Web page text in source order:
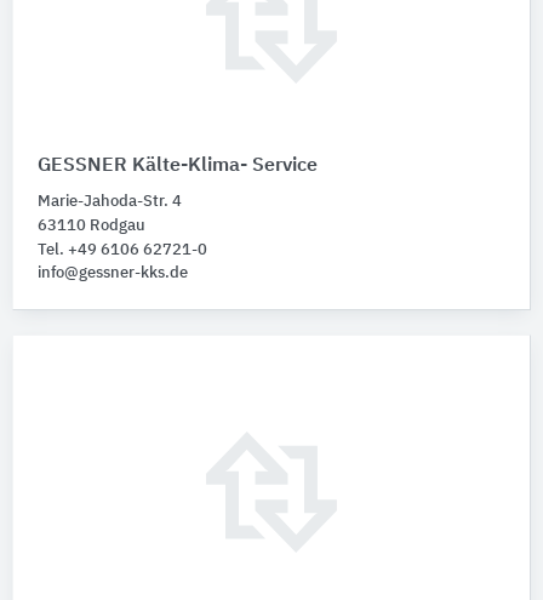
GESSNER Kälte-Klima- Service
Marie-Jahoda-Str. 4
63110 Rodgau
Tel. +49 6106 62721-0
info@gessner-kks.de